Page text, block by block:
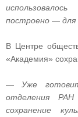
построено — для
В Центре
«Академия»
— Уже
отделения
сохранение